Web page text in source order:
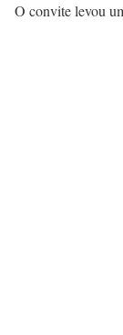
O convite levou